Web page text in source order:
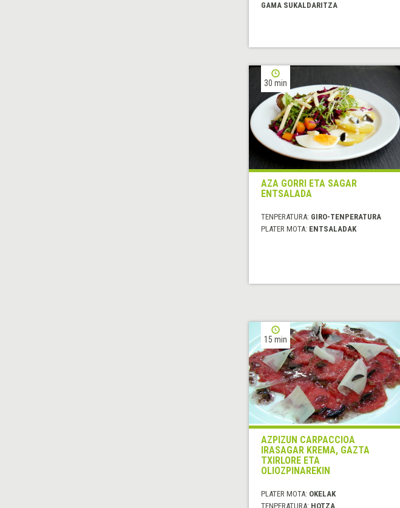
GAMA SUKALDARITZA
30 min
AZA GORRI ETA SAGAR
ENTSALADA
TENPERATURA: GIRO-TENPERATURA
PLATER MOTA: ENTSALADAK
15 min
AZPIZUN CARPACCIOA
IRASAGAR KREMA, GAZTA
TXIRLORE ETA
OLIOZPINAREKIN
PLATER MOTA: OKELAK
TENPERATURA: HOTZA